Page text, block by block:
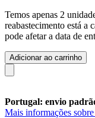
Temos apenas 2
reabastecimento está a
pode afetar a data de
Adicionar ao carrinho
Portugal: envio
Mais informações